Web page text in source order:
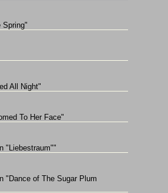
Spring"
All Night"
To Her Face"
"Liebestraum""
"Dance of The Sugar Plum